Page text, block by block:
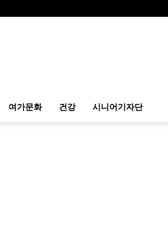
여가문화 건강 시니어기자단